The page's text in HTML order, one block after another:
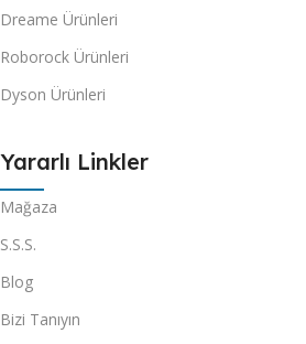
Dreame Ürünleri
Roborock Ürünleri
Dyson Ürünleri
Yararlı Linkler
Mağaza
S.S.S.
Blog
Bizi Tanıyın